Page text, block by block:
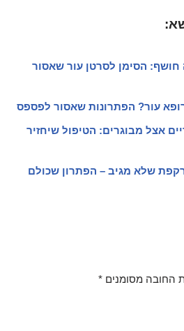
חושף: הסימן לסרטן עור שאסור
עור? הפתרונות שאסור לפספס
אצל מבוגרים: הטיפול שיחזיר
שלא מגיב – הפתרון שכולם
החובה מסומנים *